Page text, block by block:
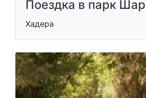
Поездка в парк
Хадера